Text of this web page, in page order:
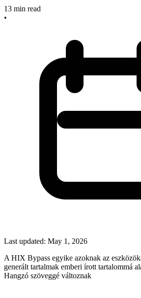
13 min read
•
Last updated: May 1, 2026
A HIX Bypass egyike azoknak az
generált tartalmak emberi írott tartalommá
Hangzó szöveggé változnak